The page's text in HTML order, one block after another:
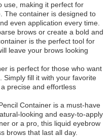
use, making it perfect for
The container is designed to
even application every time.
brows or create a bold and
is the perfect tool for
leave your brows looking
is perfect for those who want
Simply fill it with your favorite
precise and effortless
Container is a must-have
looking and easy-to-apply
or a pro, this liquid eyebrow
brows that last all day.